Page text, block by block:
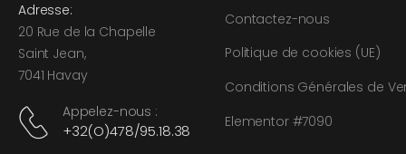
Adresse:
20 Rue de la Chapelle
Saint Jean,
7041 Havay
Appelez-nous :
+32(O)478/95.18.38
Contactez-nous
Politique de cookies (UE)
Conditions Générales de
Elementor #7090